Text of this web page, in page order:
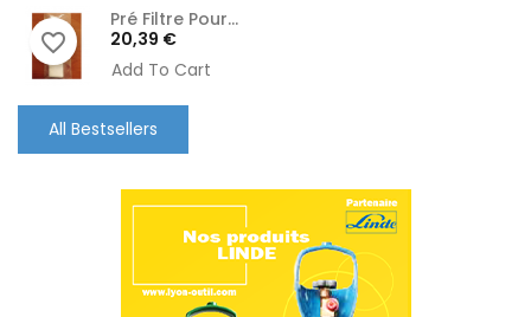
Pré Filtre Pour...
Prix
20,39 €
Add To Cart
favorite_border
All Bestsellers